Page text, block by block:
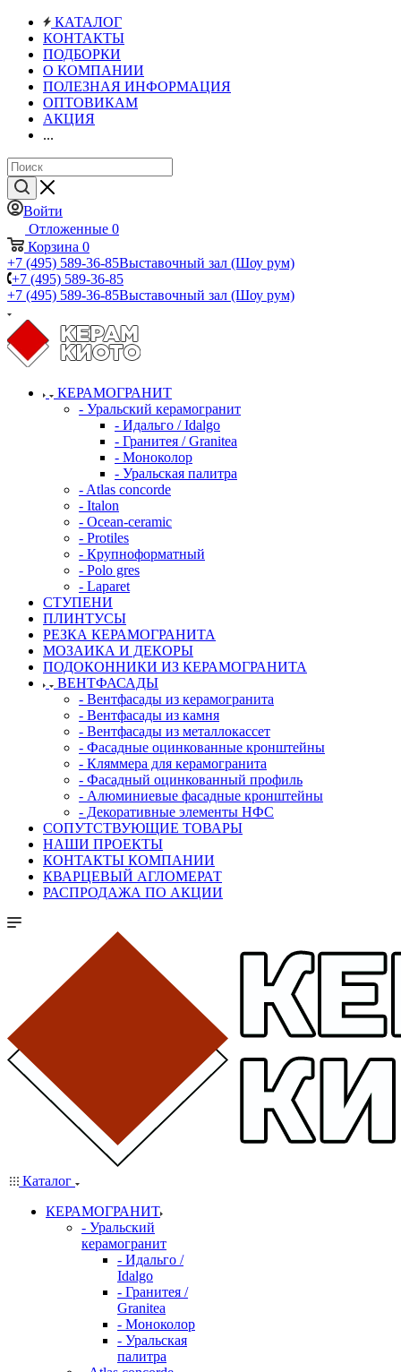
КАТАЛОГ
КОНТАКТЫ
ПОДБОРКИ
О КОМПАНИИ
ПОЛЕЗНАЯ ИНФОРМАЦИЯ
ОПТОВИКАМ
АКЦИЯ
...
Войти
Отложенные 0
Корзина 0
+7 (495) 589-36-85Выставочный зал (Шоу рум)
+7 (495) 589-36-85
+7 (495) 589-36-85Выставочный зал (Шоу рум)
КЕРАМОГРАНИТ
- Уральский керамогранит
- Идальго / Idalgo
- Гранитея / Granitea
- Моноколор
- Уральская палитра
- Atlas concorde
- Italon
- Ocean-ceramic
- Protiles
- Крупноформатный
- Polo gres
- Laparet
СТУПЕНИ
ПЛИНТУСЫ
РЕЗКА КЕРАМОГРАНИТА
МОЗАИКА И ДЕКОРЫ
ПОДОКОННИКИ ИЗ КЕРАМОГРАНИТА
ВЕНТФАСАДЫ
- Вентфасады из керамогранита
- Вентфасады из камня
- Вентфасады из металлокассет
- Фасадные оцинкованные кронштейны
- Кляммера для керамогранита
- Фасадный оцинкованный профиль
- Алюминиевые фасадные кронштейны
- Декоративные элементы НФС
СОПУТСТВУЮЩИЕ ТОВАРЫ
НАШИ ПРОЕКТЫ
КОНТАКТЫ КОМПАНИИ
КВАРЦЕВЫЙ АГЛОМЕРАТ
РАСПРОДАЖА ПО АКЦИИ
Каталог
КЕРАМОГРАНИТ
- Уральский
керамогранит
- Идальго /
Idalgo
- Гранитея /
Granitea
- Моноколор
- Уральская
палитра